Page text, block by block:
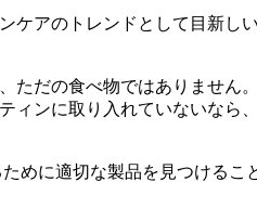
アのトレンドとして目新し
ただの食べ物ではありません
ンに取り入れていないなら
めに適切な製品を見つけるこ